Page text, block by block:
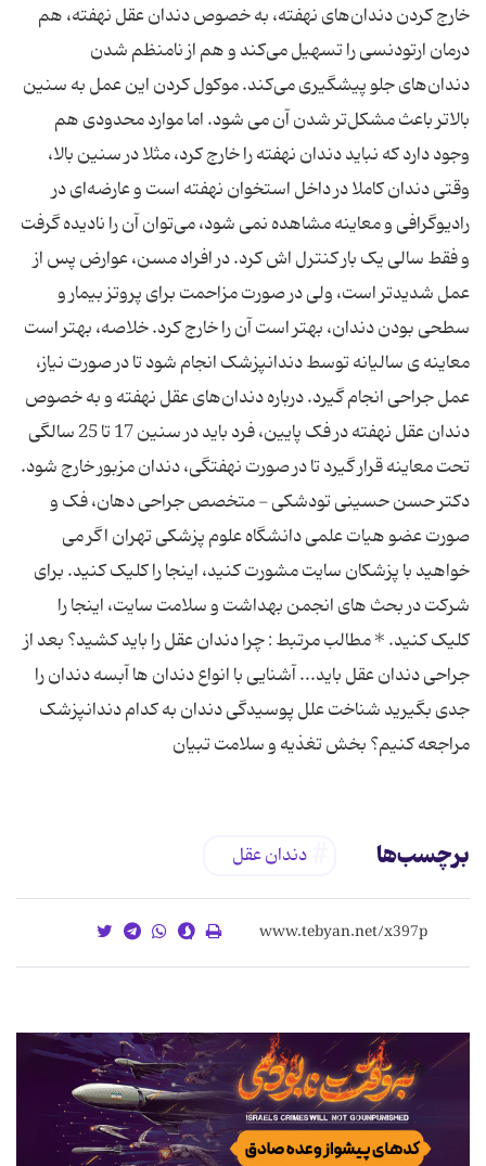
خارج کردن دندان‌های نهفته، به خصوص دندان عقل نهفته، هم
درمان ارتودنسی را تسهیل می‌کند و هم از نامنظم شدن
دندان‌های جلو پیشگیری می‌کند. موکول کردن این عمل به سنین
بالاتر باعث مشکل‌تر شدن آن می شود. اما موارد محدودی هم
وجود دارد که نباید دندان نهفته را خارج کرد، مثلا در سنین بالا،
وقتی دندان کاملا در داخل استخوان نهفته است و عارضه‌ای در
رادیوگرافی و معاینه مشاهده نمی شود، می‌توان آن را نادیده گرفت
و فقط سالی یک بار کنترل اش کرد. در افراد مسن، عوارض پس از
عمل شدیدتر است، ولی در صورت مزاحمت برای پروتز بیمار و
سطحی بودن دندان، بهتر است آن را خارج کرد. خلاصه، بهتر است
معاینه ی سالیانه توسط دندانپزشک انجام شود تا در صورت نیاز،
عمل جراحی انجام گیرد. درباره دندان‌های عقل نهفته و به خصوص
دندان عقل نهفته در فک پایین، فرد باید در سنین 17 تا 25 سالگی
تحت معاینه قرار گیرد تا در صورت نهفتگی، دندان مزبور خارج شود.
دکتر حسن حسینی تودشکی - متخصص جراحی دهان، فک و
صورت عضو هیات علمی دانشگاه علوم پزشکی تهران اگر می
خواهید با پزشکان سایت مشورت کنید، اینجا را کلیک کنید. برای
شرکت در بحث های انجمن بهداشت و سلامت سایت، اینجا را
کلیک کنید. * مطالب مرتبط : چرا دندان عقل را باید کشید؟ بعد از
جراحی دندان عقل باید... آشنایی با انواع دندان ها آبسه دندان را
جدی بگیرید شناخت علل پوسیدگی دندان به کدام دندانپزشک
مراجعه کنیم؟ بخش تغذیه و سلامت تبیان
برچسب‌ها دندان عقل